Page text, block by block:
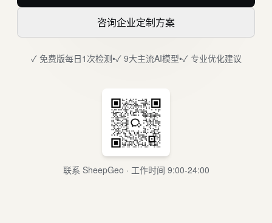
咨询企业定制方案
✓ 免费版每日1次检测•✓ 9大主流AI模型•✓ 专业优化建议
联系 SheepGeo · 工作时间 9:00-24:00